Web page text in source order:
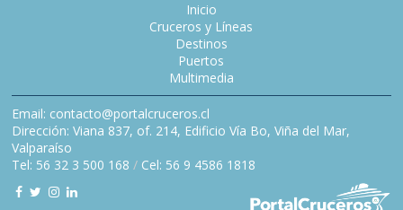
Inicio
Cruceros y Líneas
Destinos
Puertos
Multimedia
Email: contacto@portalcruceros.cl
Dirección: Viana 837, of. 214, Edificio Vía Bo, Viña del Mar,
Valparaíso
Tel: 56 32 3 500 168 / Cel: 56 9 4586 1818